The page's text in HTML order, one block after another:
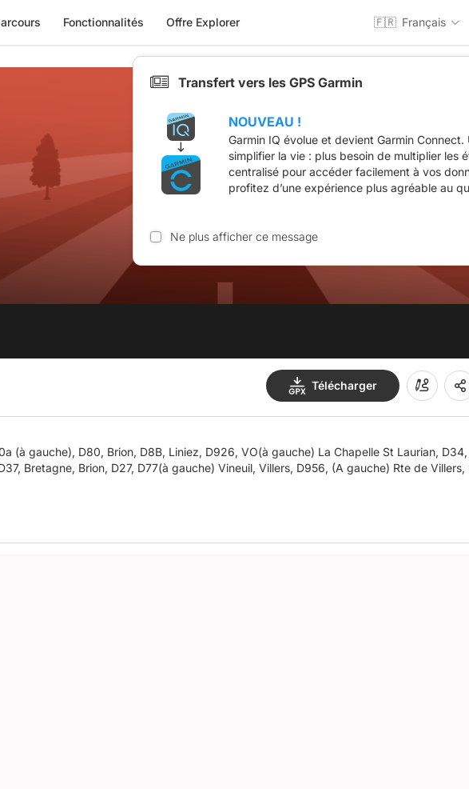
Fonctionnalités Offre Explorer 🇫🇷 Français
Télécharger
Bretagne, Brion, D27, D77(à gauche) Vineuil, Villers, D956, (A gauche) Rte de Villers,
Transfert vers les GPS Garmin
NOUVEAU !
Garmin IQ évolue et devient Garmin
simplifier la vie : plus besoin de multiplier les
centralisé pour accéder facilement à vos
profitez d’une expérience plus agréable au
Ne plus afficher ce message